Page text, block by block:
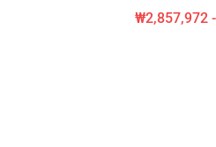
₩2,857,972